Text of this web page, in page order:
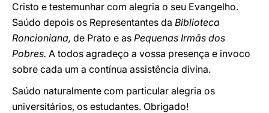
Cristo e testemunhar com alegria o seu Evangelho.
Saúdo depois os Representantes da Biblioteca
Roncioniana, de Prato e as Pequenas Irmãs dos
Pobres. A todos agradeço a vossa presença e invoco
sobre cada um a contínua assistência divina.
Saúdo naturalmente com particular alegria os
universitários, os estudantes. Obrigado!